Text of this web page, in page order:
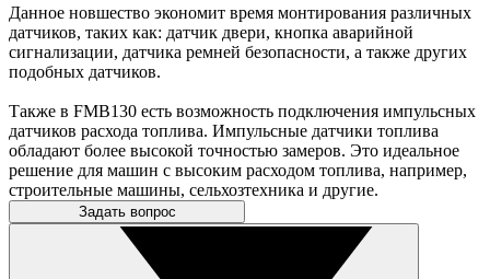
Данное новшество экономит время монтирования различных
датчиков, таких как: датчик двери, кнопка аварийной
сигнализации, датчика ремней безопасности, а также других
подобных датчиков.
Также в FMB130 есть возможность подключения импульсных
датчиков расхода топлива. Импульсные датчики топлива
обладают более высокой точностью замеров. Это идеальное
решение для машин с высоким расходом топлива, например,
строительные машины, сельхозтехника и другие.
Задать вопрос